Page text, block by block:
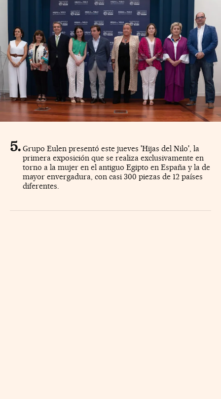
Grupo Eulen presentó este jueves 'Hijas del Nilo', la
primera exposición que se realiza exclusivamente en
torno a la mujer en el antiguo Egipto en España y la de
mayor envergadura, con casi 300 piezas de 12 países
diferentes.